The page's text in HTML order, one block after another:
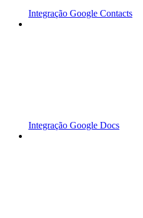
Integração Google Contacts
Integração Google Docs